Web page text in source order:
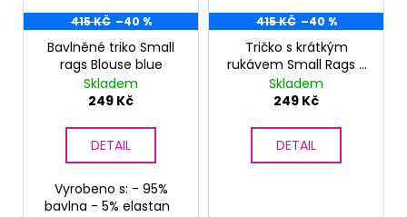
415 KČ –40 %
Bavlněné triko Small
rags Blouse blue
Skladem
249 Kč
DETAIL
Vyrobeno s: - 95%
bavlna - 5% elastan
415 KČ –40 %
Tričko s krátkým
rukávem Small Rags -
světle modré
Skladem
249 Kč
DETAIL
u
č